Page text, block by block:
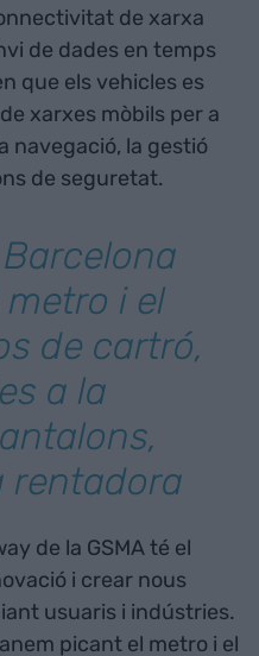
de xarxa
de dades en temps
que els vehicles es
xarxes mòbils per a
navegació, la gestió
de seguretat.
i el
de cartró,
a la
rentadora
de la GSMA té el
i crear nous
usuaris i indústries.
picant el metro i el